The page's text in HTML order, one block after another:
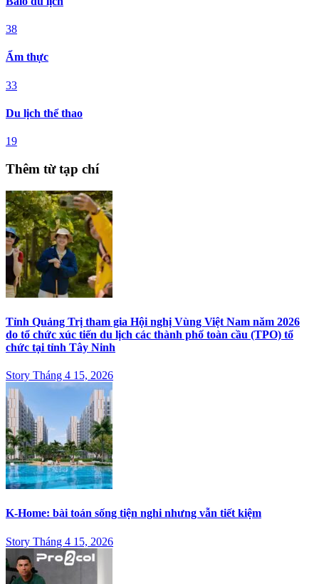
38
Ẩm thực
33
Du lịch thể thao
19
Thêm từ tạp chí
Tỉnh Quảng Trị tham gia Hội nghị Vùng Việt Nam năm 2026
do tổ chức xúc tiến du lịch các thành phố toàn cầu (TPO) tổ
chức tại tỉnh Tây Ninh
Story Tháng 4 15, 2026
K-Home: bài toán sống tiện nghi nhưng vẫn tiết kiệm
Story Tháng 4 15, 2026